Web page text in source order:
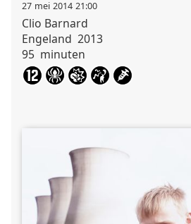
27 mei 2014 21:00
Clio Barnard
Engeland 2013
95 minuten